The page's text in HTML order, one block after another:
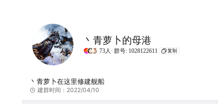
丶青萝卜的母港
73人· 群号: 1028122611 复制
丶青萝卜在这里修建舰船
建群时间：2022/04/10